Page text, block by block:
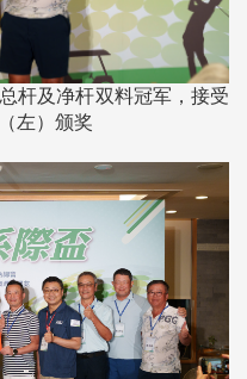
杆及净杆双料冠军，接受
左）颁奖